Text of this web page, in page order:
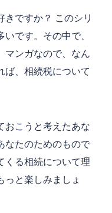
きですか？ このシリ
です。その中で、
ンガなので、なん
ば、相続税について
おこうと考えたあな
なたのためのもので
くる相続について理
っと楽しみましょ